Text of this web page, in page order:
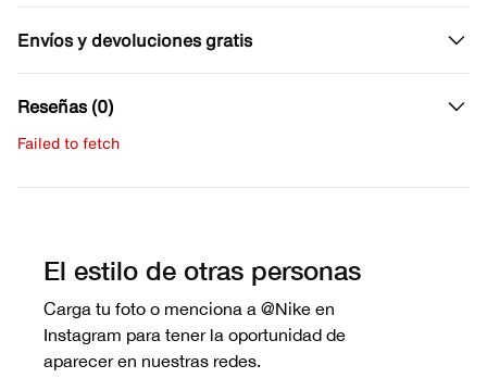
Envíos y devoluciones gratis
Reseñas (0)
Failed to fetch